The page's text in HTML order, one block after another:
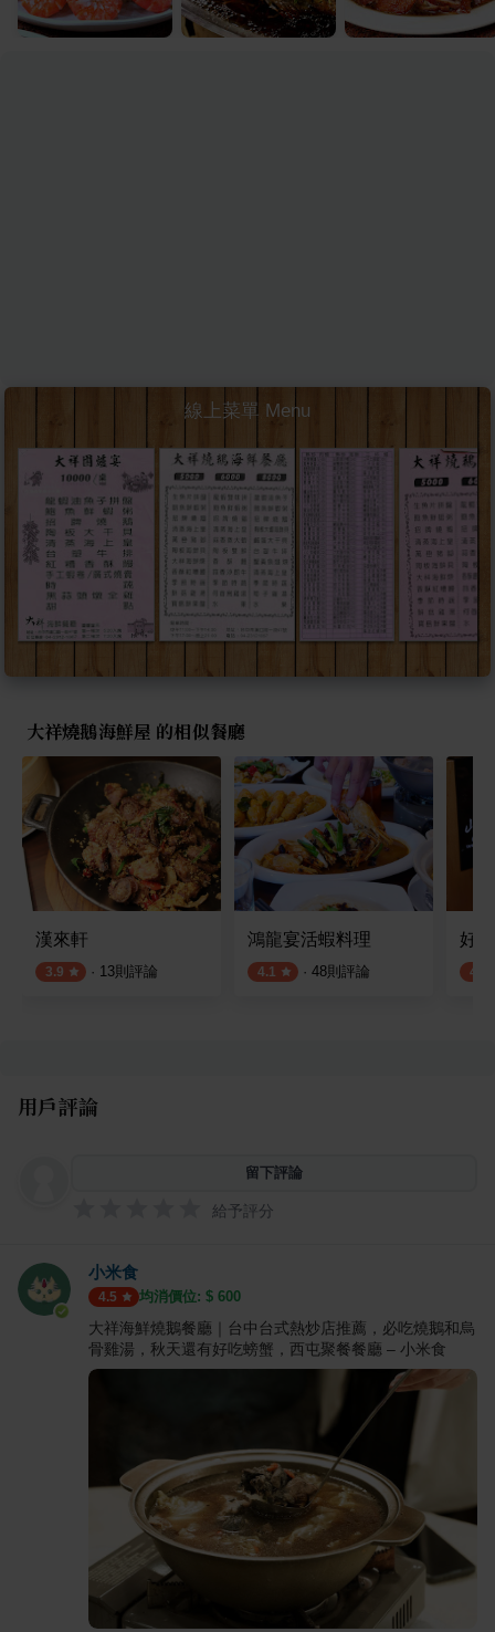
線上菜單 Menu
大祥燒鵝海鮮屋 的相似餐廳
漢來軒
3.9 · 13則評論
鴻龍宴活蝦料理
4.1 · 48則評論
好
4.0
用戶評論
留下評論
給予評分
小米食
4.5 均消價位: $ 600
大祥海鮮燒鵝餐廳｜台中台式熱炒店推薦，必吃燒鵝和烏
骨雞湯，秋天還有好吃螃蟹，西屯聚餐餐廳 – 小米食